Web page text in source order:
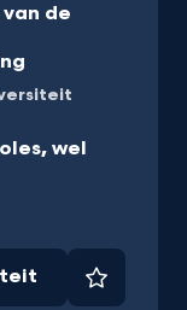
de
wel
Favoriet